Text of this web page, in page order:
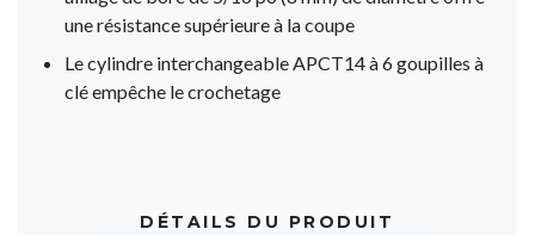
une résistance supérieure à la coupe
Le cylindre interchangeable APCT14 à 6 goupilles à
clé empêche le crochetage
DÉTAILS DU PRODUIT